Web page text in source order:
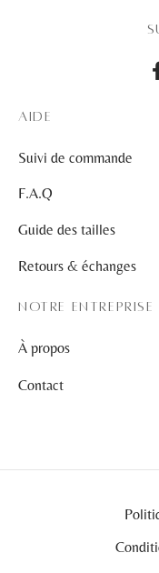
AIDE
Suivi de commande
F.A.Q
Guide des tailles
Retours & échanges
NOTRE ENTREPRISE
À propos
Contact